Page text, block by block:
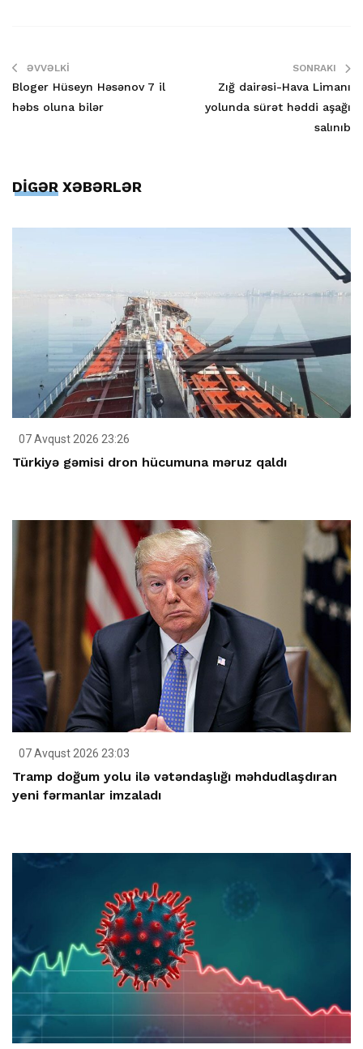
ƏVVƏLKI
Bloger Hüseyn Həsənov 7 il
həbs oluna bilər
SONRAKI
Zığ dairəsi-Hava Limanı
yolunda sürət həddi aşağı
salınıb
DİGƏR XƏBƏRLƏR
07 Avqust 2026 23:26
Türkiyə gəmisi dron hücumuna məruz qaldı
07 Avqust 2026 23:03
Tramp doğum yolu ilə vətəndaşlığı məhdudlaşdıran
yeni fərmanlar imzaladı